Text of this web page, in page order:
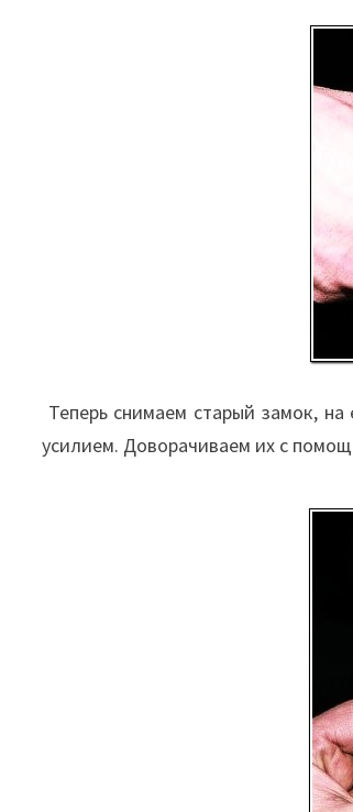
Теперь снимаем старый замок,
усилием. Доворачиваем их с